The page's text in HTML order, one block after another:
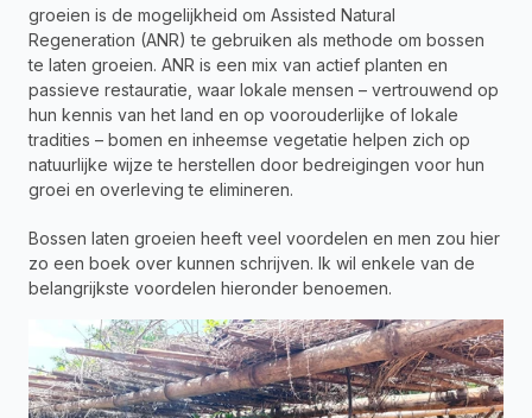
groeien is de mogelijkheid om Assisted Natural
Regeneration (ANR) te gebruiken als methode om bossen
te laten groeien. ANR is een mix van actief planten en
passieve restauratie, waar lokale mensen – vertrouwend op
hun kennis van het land en op voorouderlijke of lokale
tradities – bomen en inheemse vegetatie helpen zich op
natuurlijke wijze te herstellen door bedreigingen voor hun
groei en overleving te elimineren.
Bossen laten groeien heeft veel voordelen en men zou hier
zo een boek over kunnen schrijven. Ik wil enkele van de
belangrijkste voordelen hieronder benoemen.